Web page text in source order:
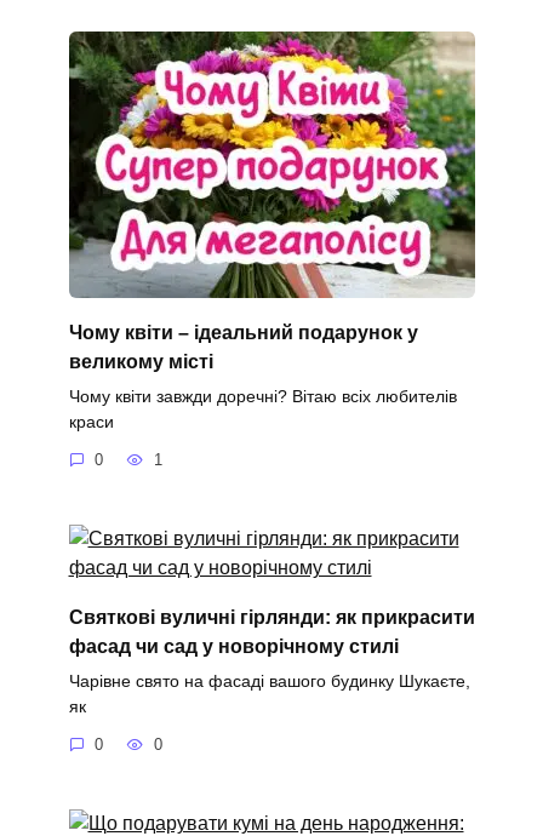
Чому квіти – ідеальний подарунок у
великому місті
Чому квіти завжди доречні? Вітаю всіх любителів
краси
0 1
Святкові вуличні гірлянди: як прикрасити
фасад чи сад у новорічному стилі
Чарівне свято на фасаді вашого будинку Шукаєте,
як
0 0